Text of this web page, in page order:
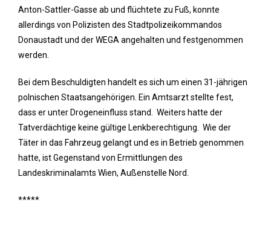
Anton-Sattler-Gasse ab und flüchtete zu Fuß, konnte
allerdings von Polizisten des Stadtpolizeikommandos
Donaustadt und der WEGA angehalten und festgenommen
werden.
Bei dem Beschuldigten handelt es sich um einen 31-jährigen
polnischen Staatsangehörigen. Ein Amtsarzt stellte fest,
dass er unter Drogeneinfluss stand. Weiters hatte der
Tatverdächtige keine gültige Lenkberechtigung. Wie der
Täter in das Fahrzeug gelangt und es in Betrieb genommen
hatte, ist Gegenstand von Ermittlungen des
Landeskriminalamts Wien, Außenstelle Nord.
*****